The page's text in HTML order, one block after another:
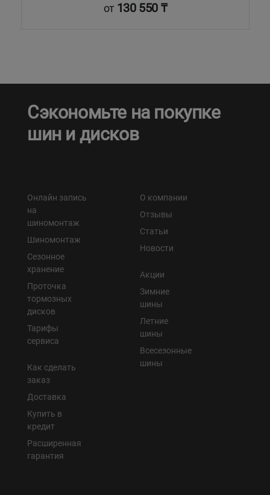
от 130 550 ₸
Сэкономьте на покупке
шин и дисков
Онлайн запись
на
шиномонтаж
Шиномонтаж
Сезонное
хранение
Проточка
тормозных
дисков
Тарифы
сервиса
Как сделать
заказ
Доставка
Купить в
кредит
Расширенная
гарантия
О компании
Отзывы
Статьи
Новости
Акции
Зимние
шины
Летние
шины
Всесезонные
шины